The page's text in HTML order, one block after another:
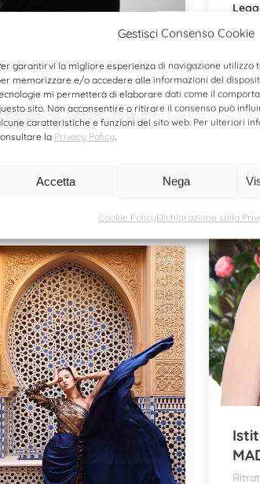
Gestisci Consenso Cookie
garantirvi la migliore esperienza di navigazione utilizzo
memorizzare e/o accedere alle informazioni del
mi permetterà di elaborare dati come il
sito. Non acconsentire o ritirare il consenso può
caratteristiche e funzioni del sito web. Per ulteriori
la Privacy Policy
Accetta Nega
Cookie PolicyDichiarazione sulla
6 Ottobre 2025
shooting fotografico onirico
Istituto Moda Genova e
Makeup Academy.